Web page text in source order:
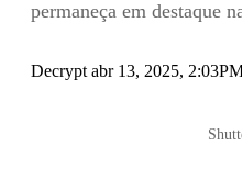
permaneça em destaque
Decrypt abr 13, 2025,